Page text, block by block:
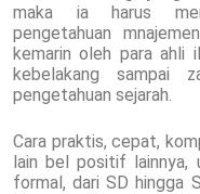
maka ia harus
pengetahuan
kemarin oleh para ahli
kebelakang sampai
pengetahuan sejarah.
Cara praktis, cepat,
lain bel positif lainnya,
formal, dari SD hingga